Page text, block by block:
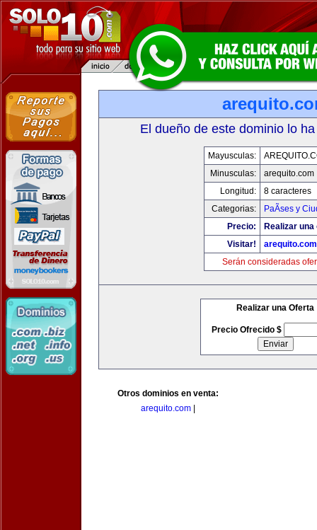
El dueño de este dominio lo
Mayusculas:
Minusculas:
arequito.com
Longitud:
8 caracteres
Categorias:
PaÃ­ses y
Precio:
Realizar
Visitar!
arequito.com
Serán consideradas
Realizar una Oferta
Precio Ofrecido $
Otros dominios en venta:
arequito.com